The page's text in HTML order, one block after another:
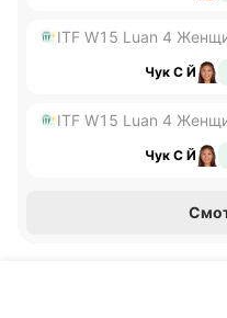
ITF W15 Luan 4
Чук С Й
ITF W15 Luan 4
Чук С Й